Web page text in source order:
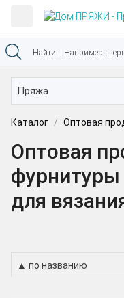
Каталог Оптовая
Оптовая
фурнитуры
для